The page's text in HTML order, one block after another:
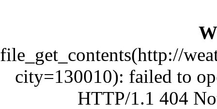
file_get_contents(http://
city=130010): failed to
HTTP/1.1 404